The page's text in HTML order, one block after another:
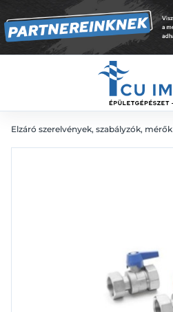
Elzáró szerelvények, szabályzók, mérők
12 993 Ft
18 046 Ft